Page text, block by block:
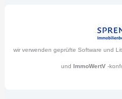
wir verwenden geprüfte Software und
und ImmoWertV -